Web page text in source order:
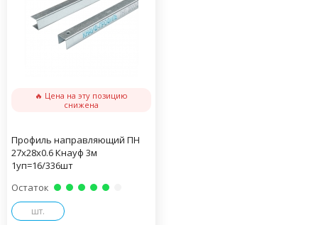
🔥 Цена на эту позицию
снижена
Профиль направляющий ПН
27х28х0.6 Кнауф 3м
1уп=16/336шт
Остаток
шт.